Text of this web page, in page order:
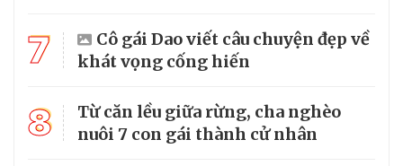
7
Cô gái Dao viết câu chuyện đẹp về
khát vọng cống hiến
8
Từ căn lều giữa rừng, cha nghèo
nuôi 7 con gái thành cử nhân